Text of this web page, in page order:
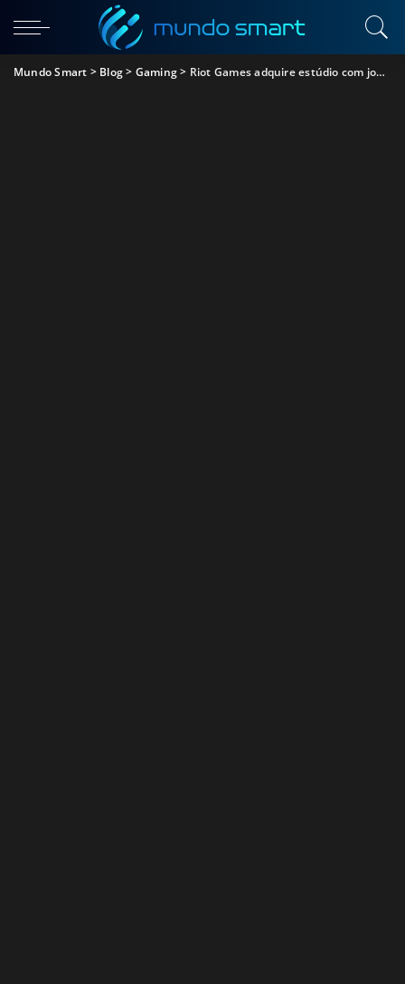
Mundo Smart > Blog> Gaming> Riot Games adquire estúdio com jogo semelhante ao Minecraft